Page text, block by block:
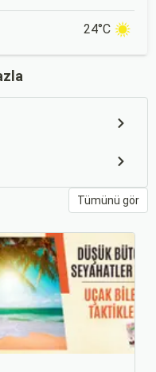
24°C
Tümünü gör